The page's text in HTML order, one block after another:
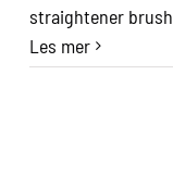
straightener brush
Les mer